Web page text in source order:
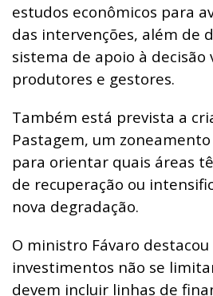
estudos econômicos para
das intervenções, além de
sistema de apoio à decisão
produtores e gestores.
Também está prevista a
Pastagem, um
para orientar quais áreas
de recuperação ou
nova degradação.
O ministro Fávaro destacou
investimentos não se
devem incluir linhas de